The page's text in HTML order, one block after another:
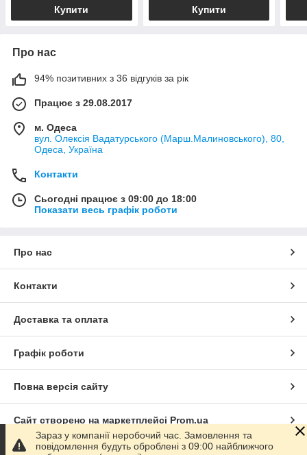
Купити Купити
Про нас
94% позитивних з 36 відгуків за рік
Працює з 29.08.2017
м. Одеса
вул. Олексія Вадатурського (Марш.Малиновського), 80,
Одеса, Україна
Контакти
Сьогодні працює з 09:00 до 18:00
Показати весь графік роботи
Про нас
Контакти
Доставка та оплата
Графік роботи
Повна версія сайту
Сайт створено на маркетплейсі Prom.ua
Зараз у компанії неробочий час. Замовлення та
повідомлення будуть оброблені з 09:00 найближчого